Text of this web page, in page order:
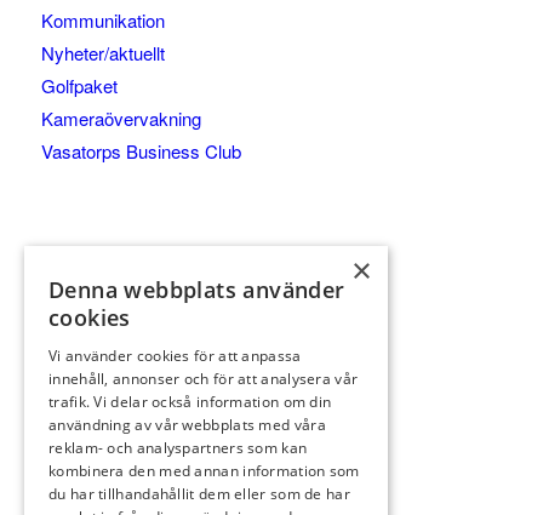
Kommunikation
Nyheter/aktuellt
Golfpaket
Kameraövervakning
Vasatorps Business Club
KONTAKT
042-450 85 00
Reception
×
Denna webbplats använder
cookies
Vi använder cookies för att anpassa
innehåll, annonser och för att analysera vår
trafik. Vi delar också information om din
användning av vår webbplats med våra
reklam- och analyspartners som kan
kombinera den med annan information som
du har tillhandahållit dem eller som de har